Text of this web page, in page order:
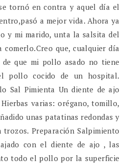
tornó en contra y aquel día el
a mejor vida. Ahora ya
y mi marido, unta la salsita del
comerlo.Creo que, cualquier día
de que mi pollo asado no tiene
pollo cocido de un hospital.
Sal Pimienta Un diente de ajo
varias: orégano, tomillo,
unas patatinas redondas y
Preparación Salpimiento
con el diente de ajo , las
todo el pollo por la superficie